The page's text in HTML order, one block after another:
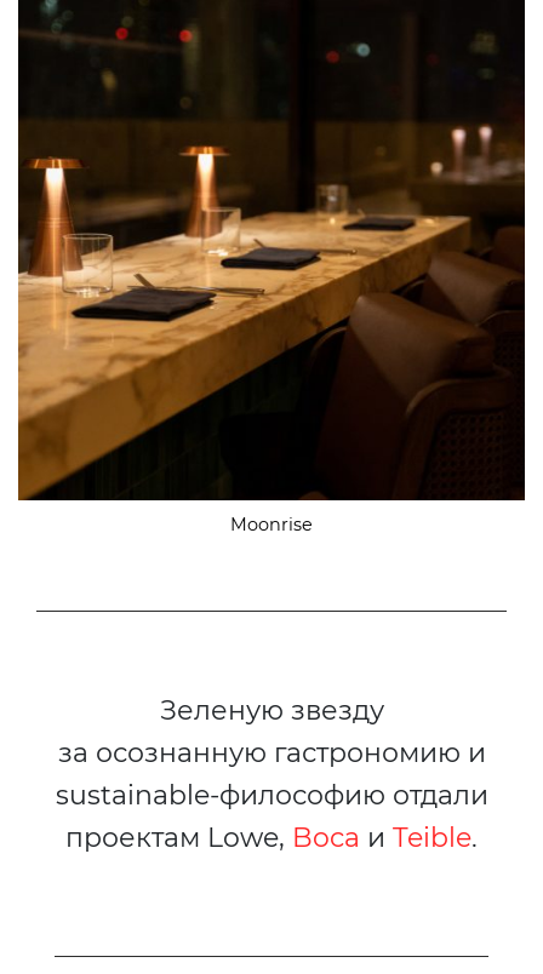
Moonrise
Зеленую звезду
за осознанную гастрономию и
sustainable-философию отдали
проектам Lowe, Boca и Teible.